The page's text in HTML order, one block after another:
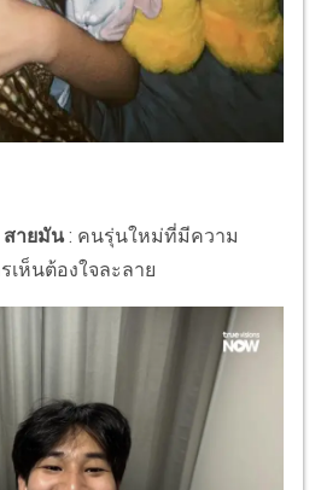
ายมัน: คนรุ่นใหม่ที่มีความ
เห็นต้องใจละลาย